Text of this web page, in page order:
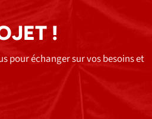
!
pour échanger sur vos besoins et